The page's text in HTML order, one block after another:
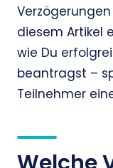
diesem Artikel
wie Du
beantragst –
Teilnehmer